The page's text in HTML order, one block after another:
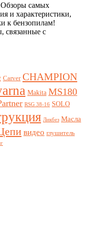
Обзоры самых
и характеристики,
к бензопилам!
связанные с
Carver CHAMPION
Makita MS180
RSG 38-16 SOLO
Ликбез Масла
видео глушитель